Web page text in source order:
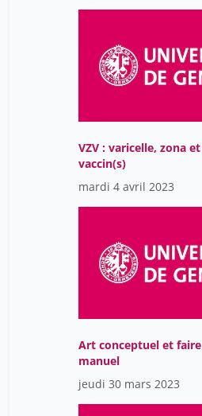
VZV : varicelle, zona et
vaccin(s)
mardi 4 avril 2023
Art conceptuel et faire
manuel
jeudi 30 mars 2023